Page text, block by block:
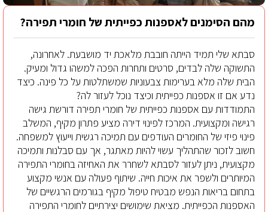
מהם הסימנים לאספנות כפייתית של חומרי תפירה?
סבתא שלי תמיד הייתה חובבת מלאכת יד מושבעת. לאחרונה,
התשוקה שלה לבדים, סרטים ותחרות הפכה למשהו גדול ומעיק.
הבית שלה מלא בערימות צבעוניות שמשתלטות על כל פינה. כיצד
נדע אם זו אספנות כפייתית וכיצד נוכל לעזור לה?
התמודדות עם אספנות כפייתית של חומרי תפירה דורשת גישה
רגישה ומקצועית. המרכז לפינוי דירה מציע פתרון מקיף, המשלב
פינוי פיזי של החומרים העודפים עם תמיכה רגשית וייעוץ למשפחה.
חשוב לזכור שהתהליך עשוי להיות מאתגר, אך עם סבלנות ותמיכה
מקצועית, ניתן לעזור לסבתא לשחרר את האחיזה בחומרי התפירה
המיותרים ולשפר את איכות חייה. שיתוף פעולה עם אנשי מקצוע
בתחום בריאות הנפש מבטיח טיפול מקיף בגורמים הרגשיים של
האספנות הכפייתית. מציאת שימושים יצירתיים לחומרי התפירה